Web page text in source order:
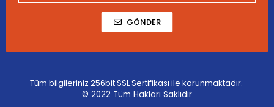
GÖNDER
Tüm bilgileriniz 256bit SSL Sertifikası ile korunmaktadır.
© 2022 Tüm Hakları Saklıdır